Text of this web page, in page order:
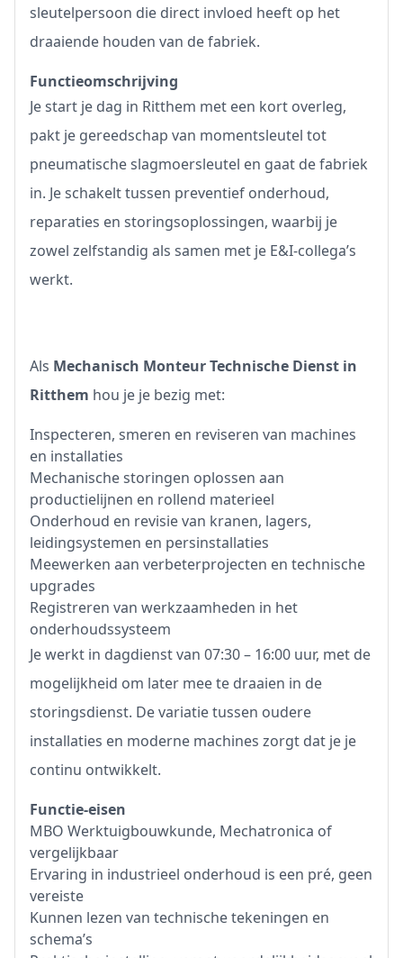
sleutelpersoon die direct invloed heeft op het
draaiende houden van de fabriek.
Functieomschrijving
Je start je dag in Ritthem met een kort overleg,
pakt je gereedschap van momentsleutel tot
pneumatische slagmoersleutel en gaat de fabriek
in. Je schakelt tussen preventief onderhoud,
reparaties en storingsoplossingen, waarbij je
zowel zelfstandig als samen met je E&I-collega’s
werkt.
Als Mechanisch Monteur Technische Dienst in
Ritthem hou je je bezig met:
Inspecteren, smeren en reviseren van machines
en installaties
Mechanische storingen oplossen aan
productielijnen en rollend materieel
Onderhoud en revisie van kranen, lagers,
leidingsystemen en persinstallaties
Meewerken aan verbeterprojecten en technische
upgrades
Registreren van werkzaamheden in het
onderhoudssysteem
Je werkt in dagdienst van 07:30 – 16:00 uur, met de
mogelijkheid om later mee te draaien in de
storingsdienst. De variatie tussen oudere
installaties en moderne machines zorgt dat je je
continu ontwikkelt.
Functie-eisen
MBO Werktuigbouwkunde, Mechatronica of
vergelijkbaar
Ervaring in industrieel onderhoud is een pré, geen
vereiste
Kunnen lezen van technische tekeningen en
schema’s